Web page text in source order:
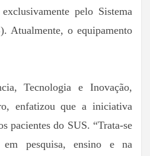
pelo Sistema
Atualmente, o equipamento
Tecnologia e Inovação,
enfatizou que a iniciativa
pacientes do SUS. “Trata-se
pesquisa, ensino e na